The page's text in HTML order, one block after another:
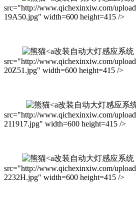
src="http://www.qichexinxiw.com/
19A50.jpg" width=600 height=415 />
改装自动大灯感应系统
src="http://www.qichexinxiw.com/
20Z51.jpg" width=600 height=415 />
改装自动大灯感应系
src="http://www.qichexinxiw.com/
211917.jpg" width=600 height=415 />
改装自动大灯感应系统
src="http://www.qichexinxiw.com/
2232H.jpg" width=600 height=415 />